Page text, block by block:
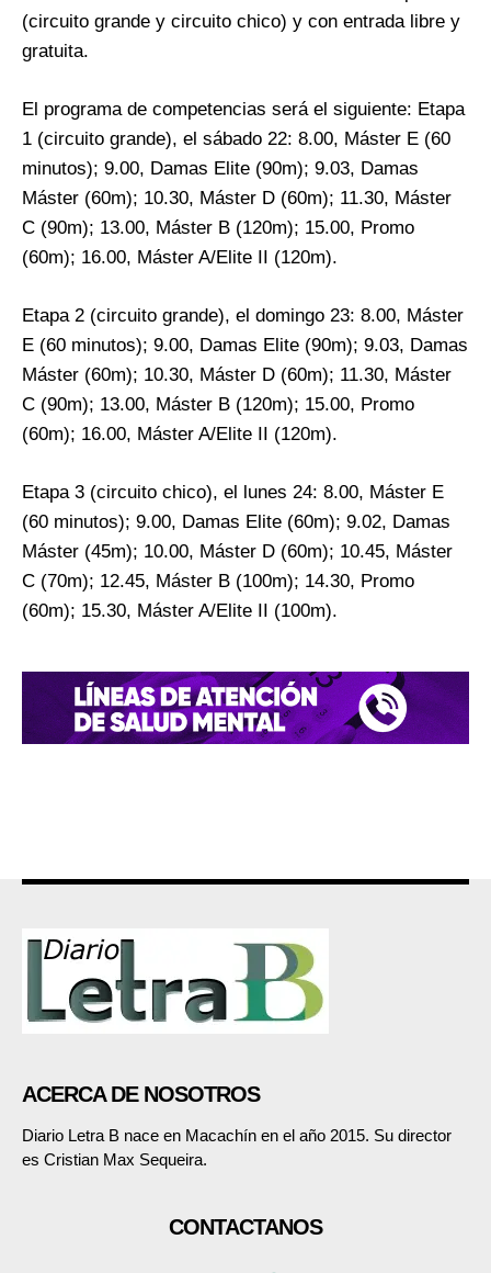
(circuito grande y circuito chico) y con entrada libre y
gratuita.
El programa de competencias será el siguiente: Etapa
1 (circuito grande), el sábado 22: 8.00, Máster E (60
minutos); 9.00, Damas Elite (90m); 9.03, Damas
Máster (60m); 10.30, Máster D (60m); 11.30, Máster
C (90m); 13.00, Máster B (120m); 15.00, Promo
(60m); 16.00, Máster A/Elite II (120m).
Etapa 2 (circuito grande), el domingo 23: 8.00, Máster
E (60 minutos); 9.00, Damas Elite (90m); 9.03, Damas
Máster (60m); 10.30, Máster D (60m); 11.30, Máster
C (90m); 13.00, Máster B (120m); 15.00, Promo
(60m); 16.00, Máster A/Elite II (120m).
Etapa 3 (circuito chico), el lunes 24: 8.00, Máster E
(60 minutos); 9.00, Damas Elite (60m); 9.02, Damas
Máster (45m); 10.00, Máster D (60m); 10.45, Máster
C (70m); 12.45, Máster B (100m); 14.30, Promo
(60m); 15.30, Máster A/Elite II (100m).
ACERCA DE NOSOTROS
Diario Letra B nace en Macachín en el año 2015. Su director
es Cristian Max Sequeira.
CONTACTANOS